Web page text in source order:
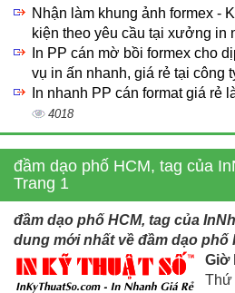
Nhận làm khung ảnh formex -
kiện theo yêu cầu tại xưởng in
In PP cán mờ bồi formex cho
vụ in ấn nhanh, giá rẻ tại công
In nhanh PP cán format giá rẻ
4018
đầm dạo phố HCM, tag của
Trang 1
đầm dạo phố HCM, tag của
dung mới nhất về đầm dạo phố
Giờ
Thứ